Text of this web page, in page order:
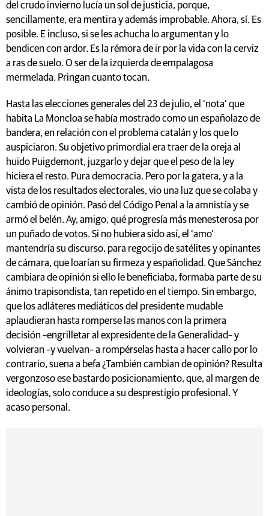
del crudo invierno lucía un sol de justicia, porque,
sencillamente, era mentira y además improbable. Ahora, sí. Es
posible. E incluso, si se les achucha lo argumentan y lo
bendicen con ardor. Es la rémora de ir por la vida con la cerviz
a ras de suelo. O ser de la izquierda de empalagosa
mermelada. Pringan cuanto tocan.
Hasta las elecciones generales del 23 de julio, el ‘nota’ que
habita La Moncloa se había mostrado como un españolazo de
bandera, en relación con el problema catalán y los que lo
auspiciaron. Su objetivo primordial era traer de la oreja al
huido Puigdemont, juzgarlo y dejar que el peso de la ley
hiciera el resto. Pura democracia. Pero por la gatera, y a la
vista de los resultados electorales, vio una luz que se colaba y
cambió de opinión. Pasó del Código Penal a la amnistía y se
armó el belén. Ay, amigo, qué progresía más menesterosa por
un puñado de votos. Si no hubiera sido así, el ‘amo’
mantendría su discurso, para regocijo de satélites y opinantes
de cámara, que loarían su firmeza y españolidad. Que Sánchez
cambiara de opinión si ello le beneficiaba, formaba parte de su
ánimo trapisondista, tan repetido en el tiempo. Sin embargo,
que los adláteres mediáticos del presidente mudable
aplaudieran hasta romperse las manos con la primera
decisión –engrilletar al expresidente de la Generalidad– y
volvieran –y vuelvan– a rompérselas hasta a hacer callo por lo
contrario, suena a befa ¿También cambian de opinión? Resulta
vergonzoso ese bastardo posicionamiento, que, al margen de
ideologías, solo conduce a su desprestigio profesional. Y
acaso personal.